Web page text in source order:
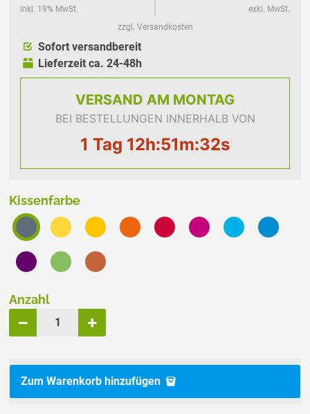
inkl. 19% MwSt.
exkl. MwSt.
zzgl. Versandkosten
Sofort versandbereit
Lieferzeit ca. 24-48h
VERSAND AM MONTAG
BEI BESTELLUNGEN INNERHALB VON
1 Tag 12h:51m:31s
Kissenfarbe
Anzahl
Zum Warenkorb hinzufügen